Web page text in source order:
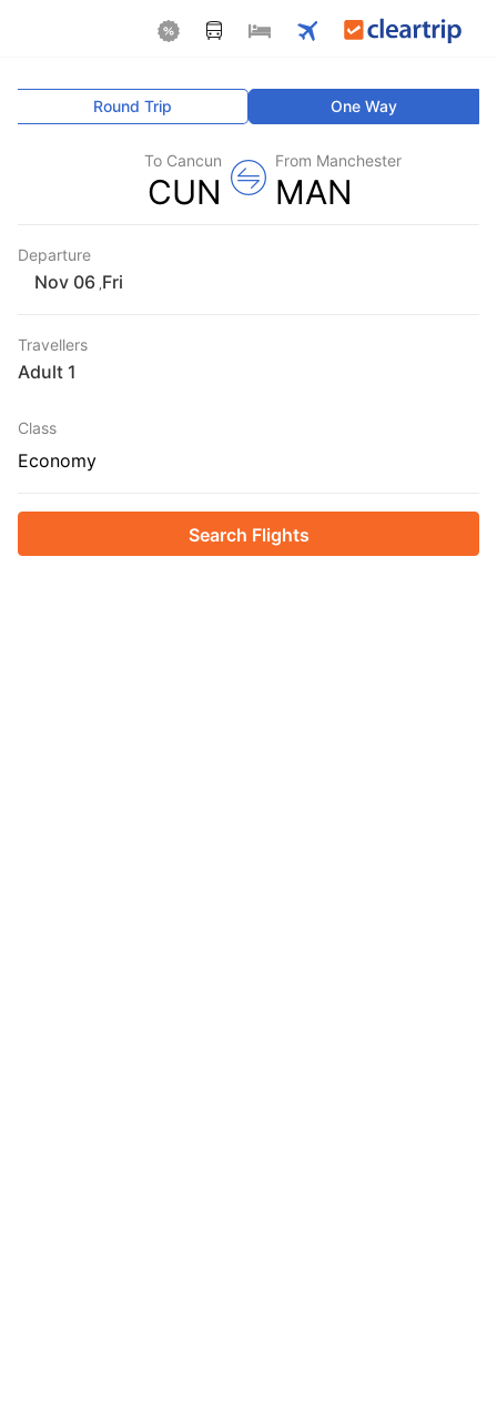
One Way
Round Trip
From Manchester
MAN
To Cancun
CUN
Departure
Fri
Travellers
1 Adult
Class
Economy